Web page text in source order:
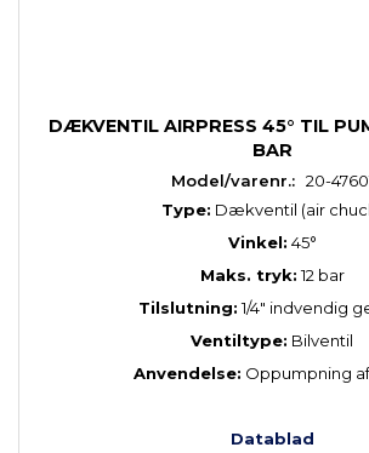
DÆKVENTIL AIRPRESS 45° TIL
BAR
Model/varenr.: 20-
Type: Dækventil (air
Vinkel: 45°
Maks. tryk:12 bar
Tilslutning:1/4" indvendig
Ventiltype: Bilventil
Anvendelse: Oppumpning
Datablad